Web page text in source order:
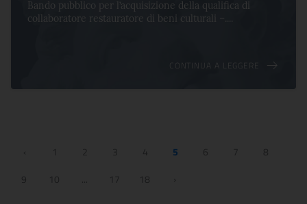
Bando pubblico per l’acquisizione della qualifica di
collaboratore restauratore di beni culturali –....
CONTINUA A LEGGERE
1 2 4 5
8
9
10 ... 17 18